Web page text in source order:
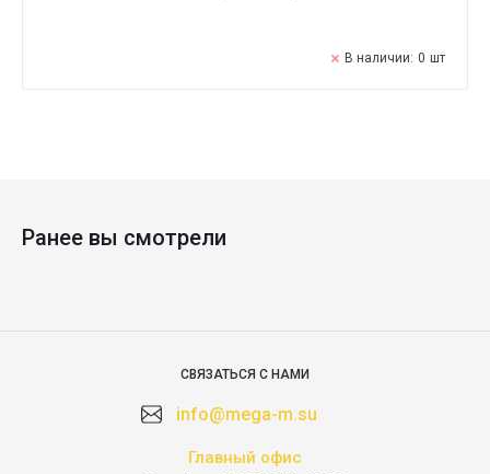
В наличии: 0 шт
Ранее вы смотрели
СВЯЗАТЬСЯ С НАМИ
info@mega-m.su
Главный офис